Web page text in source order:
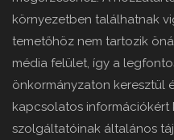
környezetben találhatnak
temetőhöz nem tartozik
média felület, így a
önkormányzaton keresztül
kapcsolatos információkért
szolgáltatóinak általános